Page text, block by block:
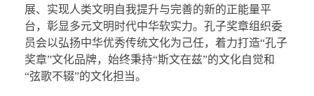
展、实现人类文明自我提升与完善的新的正能量平
台，彰显多元文明时代中华软实力。孔子奖章组织委
员会以弘扬中华优秀传统文化为己任，着力打造“孔子
奖章”文化品牌，始终秉持“斯文在兹”的文化自觉和
“弦歌不辍”的文化担当。